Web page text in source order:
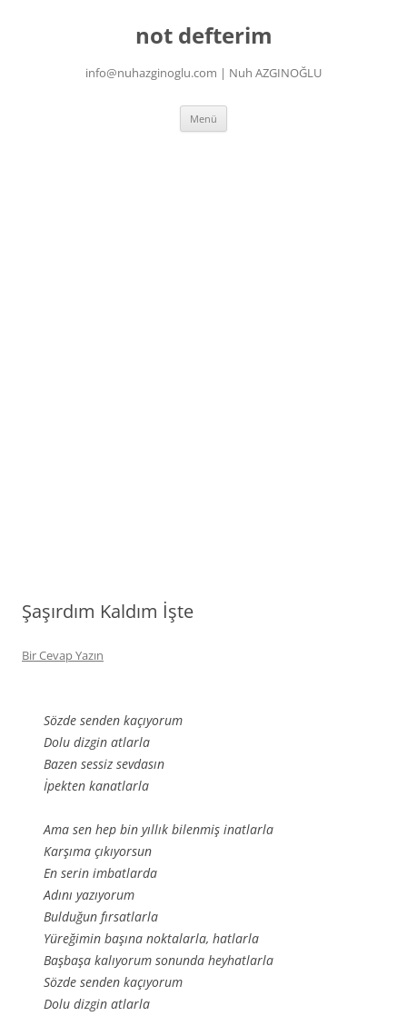
not defterim
info@nuhazginoglu.com | Nuh AZGINOĞLU
Menü
Şaşırdım Kaldım İşte
Bir Cevap Yazın
Sözde senden kaçıyorum
Dolu dizgin atlarla
Bazen sessiz sevdasın
İpekten kanatlarla
Ama sen hep bin yıllık bilenmiş inatlarla
Karşıma çıkıyorsun
En serin imbatlarda
Adını yazıyorum
Bulduğun fırsatlarla
Yüreğimin başına noktalarla, hatlarla
Başbaşa kalıyorum sonunda heyhatlarla
Sözde senden kaçıyorum
Dolu dizgin atlarla